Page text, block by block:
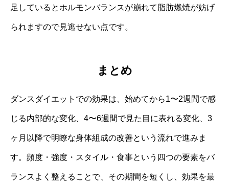
足しているとホルモンバランスが崩れて脂肪燃焼が妨げ
られますので見逃せない点です。
まとめ
ダンスダイエットでの効果は、始めてから1〜2週間で感
じる内部的な変化、4〜6週間で見た目に表れる変化、3
ヶ月以降で明瞭な身体組成の改善という流れで進みま
す。頻度・強度・スタイル・食事という四つの要素をバ
ランスよく整えることで、その期間を短くし、効果を最